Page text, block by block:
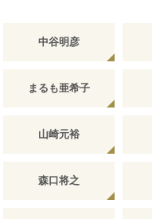
中谷明彦
まるも亜希子
山崎元裕
森口将之